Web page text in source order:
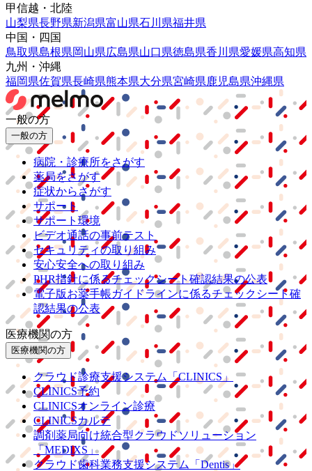
甲信越・北陸
山梨県長野県新潟県富山県石川県福井県
中国・四国
鳥取県島根県岡山県広島県山口県徳島県香川県愛媛県高知県
九州・沖縄
福岡県佐賀県長崎県熊本県大分県宮崎県鹿児島県沖縄県
一般の方
一般の方
病院・診療所をさがす
薬局をさがす
症状からさがす
サポート
サポート環境
ビデオ通話の事前テスト
セキュリティの取り組み
安心安全への取り組み
PHR指針に係るチェックシート確認結果の公表
電子版お薬手帳ガイドラインに係るチェックシート確
認結果の公表
医療機関の方
医療機関の方
クラウド診療支援システム
「CLINICS」
CLINICS予約
CLINICSオンライン診療
CLINICSカルテ
調剤薬局向け統合型クラウドソリューション
「MEDIXS」
クラウド歯科業務支援システム
「Dentis」